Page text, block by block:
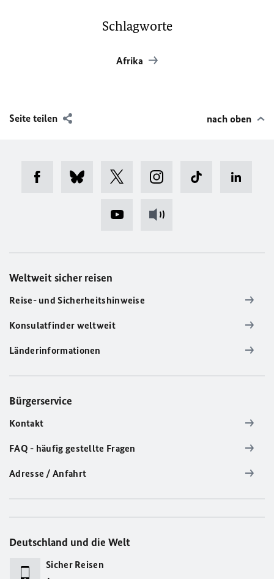
Schlagworte
Afrika
Seite teilen nach oben
Weltweit sicher reisen
Reise- und Sicherheitshinweise
Konsulatfinder weltweit
Länderinformationen
Bürgerservice
Kontakt
FAQ - häufig gestellte Fragen
Adresse / Anfahrt
Deutschland und die Welt
Sicher Reisen